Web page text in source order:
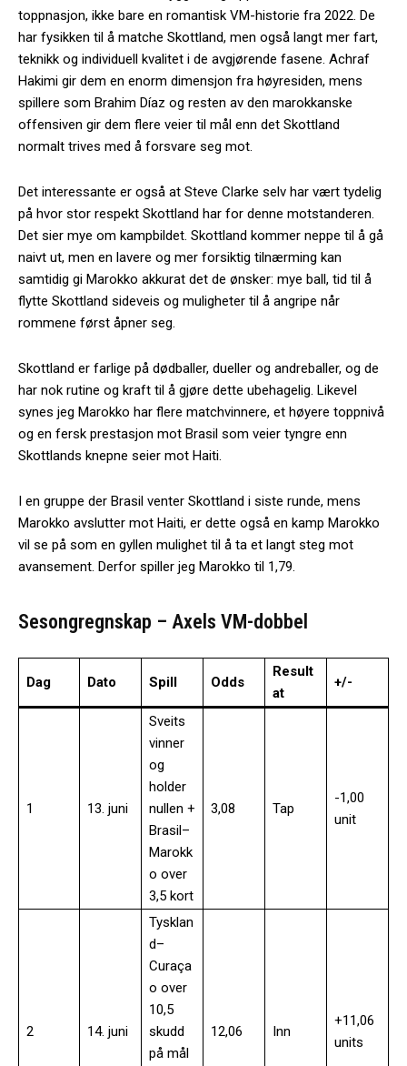
toppnasjon, ikke bare en romantisk VM-historie fra 2022. De
har fysikken til å matche Skottland, men også langt mer fart,
teknikk og individuell kvalitet i de avgjørende fasene. Achraf
Hakimi gir dem en enorm dimensjon fra høyresiden, mens
spillere som Brahim Díaz og resten av den marokkanske
offensiven gir dem flere veier til mål enn det Skottland
normalt trives med å forsvare seg mot.
Det interessante er også at Steve Clarke selv har vært tydelig
på hvor stor respekt Skottland har for denne motstanderen.
Det sier mye om kampbildet. Skottland kommer neppe til å gå
naivt ut, men en lavere og mer forsiktig tilnærming kan
samtidig gi Marokko akkurat det de ønsker: mye ball, tid til å
flytte Skottland sideveis og muligheter til å angripe når
rommene først åpner seg.
Skottland er farlige på dødballer, dueller og andreballer, og de
har nok rutine og kraft til å gjøre dette ubehagelig. Likevel
synes jeg Marokko har flere matchvinnere, et høyere toppnivå
og en fersk prestasjon mot Brasil som veier tyngre enn
Skottlands knepne seier mot Haiti.
I en gruppe der Brasil venter Skottland i siste runde, mens
Marokko avslutter mot Haiti, er dette også en kamp Marokko
vil se på som en gyllen mulighet til å ta et langt steg mot
avansement. Derfor spiller jeg Marokko til 1,79.
Sesongregnskap – Axels VM-dobbel
Dag Dato Spill Odds
Result
at
+/-
1 13. juni
Sveits
vinner
og
holder
nullen +
Brasil–
Marokk
o over
3,5 kort
3,08 Tap
-1,00
unit
2 14. juni
Tysklan
d–
Curaça
o over
10,5
skudd
på mål
12,06 Inn
+11,06
units